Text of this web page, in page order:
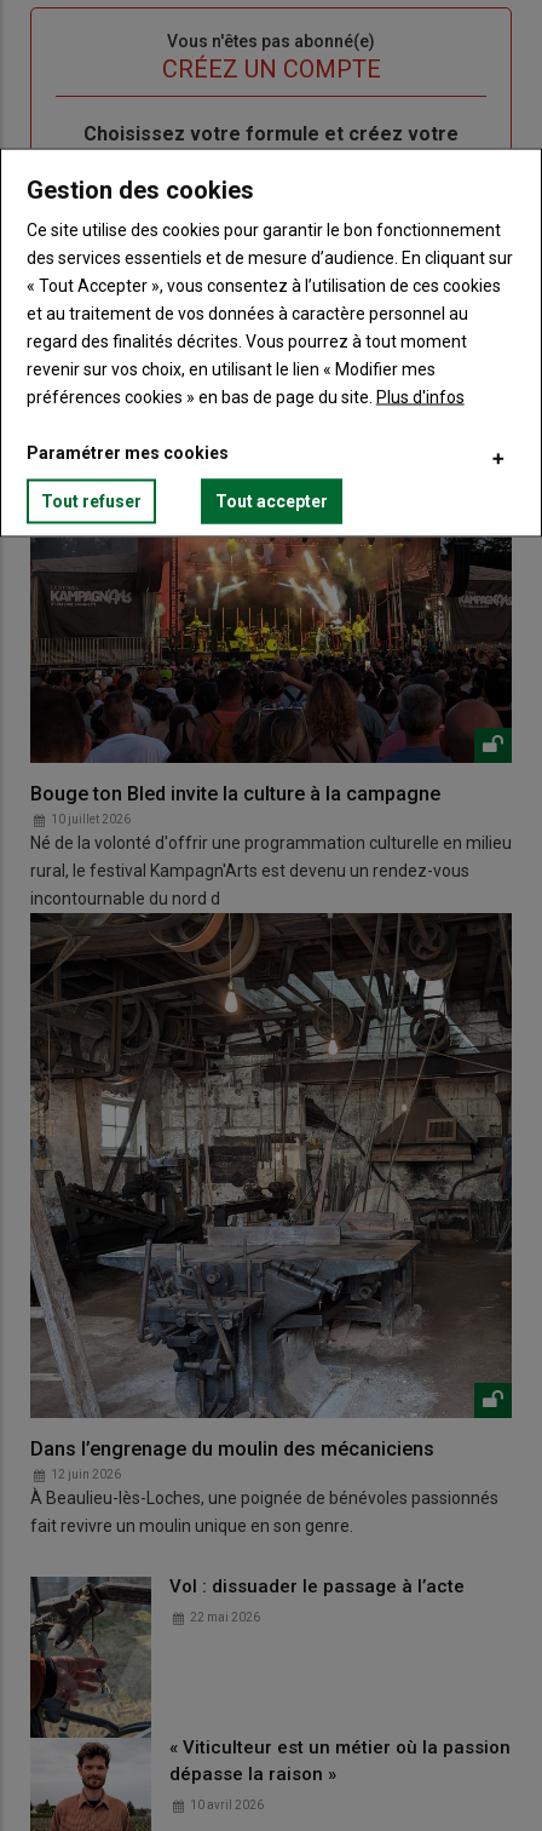
Vous n'êtes pas abonné(e)
CRÉEZ UN COMPTE
BodyChoisissez votre formule et créez votre
Touraine.
Lien Créez un compte
VOUS AIMEREZ AUSSI
Bouge ton Bled invite la culture à la campagne
10 juillet 2026
Né de la volonté d'offrir une programmation culturelle en milieu
rural, le festival Kampagn'Arts est devenu un rendez-vous
incontournable du nord d
Dans l’engrenage du moulin des mécaniciens
12 juin 2026
À Beaulieu-lès-Loches, une poignée de bénévoles passionnés
fait revivre un moulin unique en son genre.
Vol : dissuader le passage à l’acte
22 mai 2026
« Viticulteur est un métier où la passion
dépasse la raison »
10 avril 2026
Gestion des cookies
Ce site utilise des cookies pour garantir le bon fonctionnement
des services essentiels et de mesure d’audience. En cliquant sur
« Tout Accepter », vous consentez à l’utilisation de ces cookies
et au traitement de vos données à caractère personnel au
regard des finalités décrites. Vous pourrez à tout moment
revenir sur vos choix, en utilisant le lien « Modifier mes
préférences cookies » en bas de page du site. Plus d'infos
Paramétrer mes cookies
Tout refuser Tout accepter